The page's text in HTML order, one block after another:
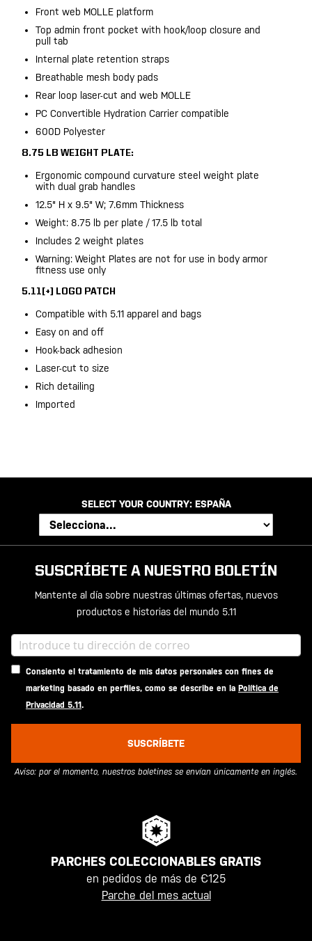
Front web MOLLE platform
Top admin front pocket with hook/loop closure and
pull tab
Internal plate retention straps
Breathable mesh body pads
Rear loop laser-cut and web MOLLE
PC Convertible Hydration Carrier compatible
600D Polyester
8.75 LB WEIGHT PLATE:
Ergonomic compound curvature steel weight plate
with dual grab handles
12.5" H x 9.5" W; 7.6mm Thickness
Weight: 8.75 lb per plate / 17.5 lb total
Includes 2 weight plates
Warning: Weight Plates are not for use in body armor
fitness use only
5.11[+] LOGO PATCH
Compatible with 5.11 apparel and bags
Easy on and off
Hook-back adhesion
Laser-cut to size
Rich detailing
Imported
SELECT YOUR COUNTRY: ESPAÑA
SUSCRÍBETE A NUESTRO BOLETÍN
Mantente al día sobre nuestras últimas ofertas, nuevos
productos e historias del mundo 5.11
Consiento el tratamiento de mis datos personales con fines de
marketing basado en perfiles, como se describe en la Política de
Privacidad 5.11.
SUSCRÍBETE
Aviso: por el momento, nuestros boletines se envían únicamente en inglés.
PARCHES COLECCIONABLES GRATIS
en pedidos de más de €125
Parche del mes actual